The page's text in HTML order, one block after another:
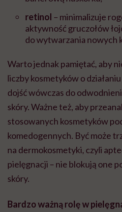
retinol – minimalizuje
aktywność gruczołów
do wytwarzania nowych
Warto jednak pamiętać, aby
liczby kosmetyków o
dojść wówczas do
skóry. Ważne też, aby
stosowanych kosmetyków
komedogennych. Być może
na dermokosmetyki, czyli
pielęgnacji – nie blokują one
skóry.
Bardzo ważną rolę w